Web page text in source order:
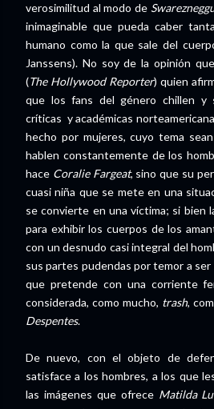
verosimilitud al modo de
inimaginable que pueda caber
humano como la que sale del
Janssens). No soy de la opinión
(The Hollywood Reporter) quien
que los fans del género chillen y
críticas y académicas
hecho por mujeres, cuyo tema
hablen constantemente de los
hace Coralie Fargeat, sino que su
cuasi niña que se mete en una
se convierte en una víctima; si bien
para exhibir los cuerpos de los
con un desnudo casi integral del
sus partes pudendas por temor a ser
que pretende con una corriente
considerada, como mucho, trash,
Despentes.
De nuevo, con el objeto de
satisface a los hombres, a los que
las imágenes que ofreceMatilda